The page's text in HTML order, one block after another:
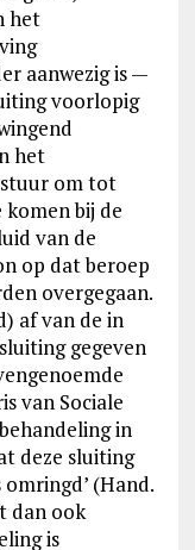
het
aanwezig is —
voorlopig
het
om tot
bij de
van de
op dat beroep
overgegaan.
af van de in
gegeven
van Sociale
in
deze sluiting
(Hand.
dan ook
is